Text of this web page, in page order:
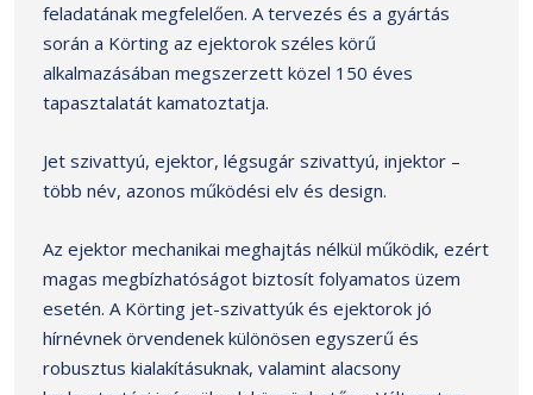
feladatának megfelelően. A tervezés és a gyártás
során a Körting az ejektorok széles körű
alkalmazásában megszerzett közel 150 éves
tapasztalatát kamatoztatja.
Jet szivattyú, ejektor, légsugár szivattyú, injektor –
több név, azonos működési elv és design.
Az ejektor mechanikai meghajtás nélkül működik, ezért
magas megbízhatóságot biztosít folyamatos üzem
esetén. A Körting jet-szivattyúk és ejektorok jó
hírnévnek örvendenek különösen egyszerű és
robusztus kialakításuknak, valamint alacsony